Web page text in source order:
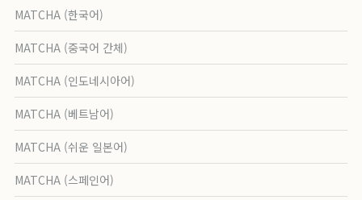
MATCHA (한국어)
MATCHA (중국어 간체)
MATCHA (인도네시아어)
MATCHA (베트남어)
MATCHA (쉬운 일본어)
MATCHA (스페인어)